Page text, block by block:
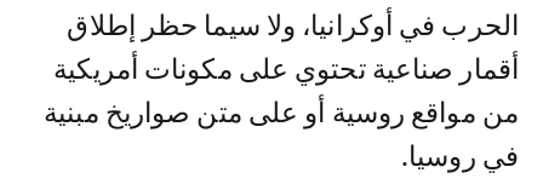
الحرب في أوكرانيا، ولا سيما حظر إطلاق
أقمار صناعية تحتوي على مكونات أمريكية
من مواقع روسية أو على متن صواريخ مبنية
في روسيا.